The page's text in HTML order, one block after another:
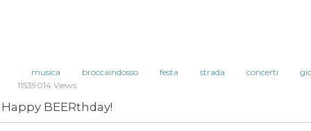
musica broccaindosso festa strada concerti
11539014 Views
Happy BEERthday!